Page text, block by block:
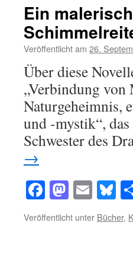
Ein
Veröffentlicht am 26.
Über diese
„Verbindung
Naturgeheimnis,
und -mystik“,
Schwester des
→
Facebook
Veröffentlicht unter Bücher,